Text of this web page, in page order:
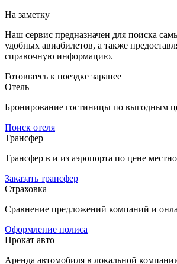
На заметку
Наш сервис предназначен для поиска
удобных авиабилетов, а также
справочную информацию.
Готовьтесь к поездке заранее
Отель
Бронирование гостиницы по выгодным
Поиск отеля
Трансфер
Трансфер в и из аэропорта по цене
Заказать трансфер
Страховка
Сравнение предложений компаний и
Оформление полиса
Прокат авто
Аренда автомобиля в локальной